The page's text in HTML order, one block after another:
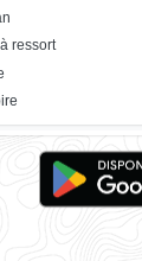
ressort